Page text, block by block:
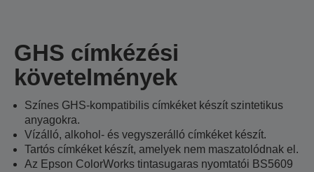
GHS címkézési
követelmények
Színes GHS-kompatibilis címkéket készít szintetikus
anyagokra.
Vízálló, alkohol- és vegyszerálló címkéket készít.
Tartós címkéket készít, amelyek nem maszatolódnak el.
Az Epson ColorWorks tintasugaras nyomtatói BS5609